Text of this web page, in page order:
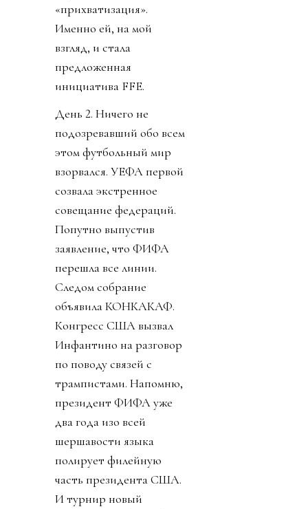
«прихватизация».
Именно ей, на мой
взгляд, и стала
предложенная
инициатива FFE.
День 2. Ничего не
подозревавший обо всем
этом футбольный мир
взорвался. УЕФА первой
созвала экстренное
совещание федераций.
Попутно выпустив
заявление, что ФИФА
перешла все линии.
Следом собрание
объявила КОНКАКАФ.
Конгресс США вызвал
Инфантино на разговор
по поводу связей с
трампистами. Напомню,
президент ФИФА уже
два года изо всей
шершавости языка
полирует филейную
часть президента США.
И турнир новый